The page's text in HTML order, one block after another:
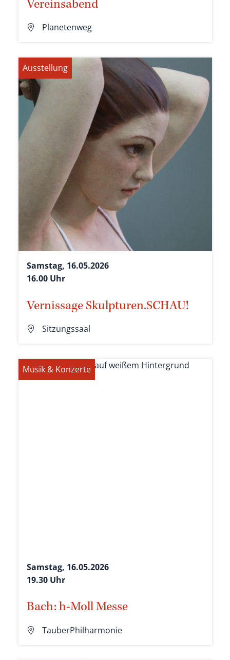
Vereinsabend
Planetenweg
Ausstellung
Samstag, 16.05.2026
16.00 Uhr
Vernissage Skulpturen.SCHAU!
Sitzungssaal
Musik & Konzerte
Samstag, 16.05.2026
19.30 Uhr
Bach: h-Moll Messe
TauberPhilharmonie